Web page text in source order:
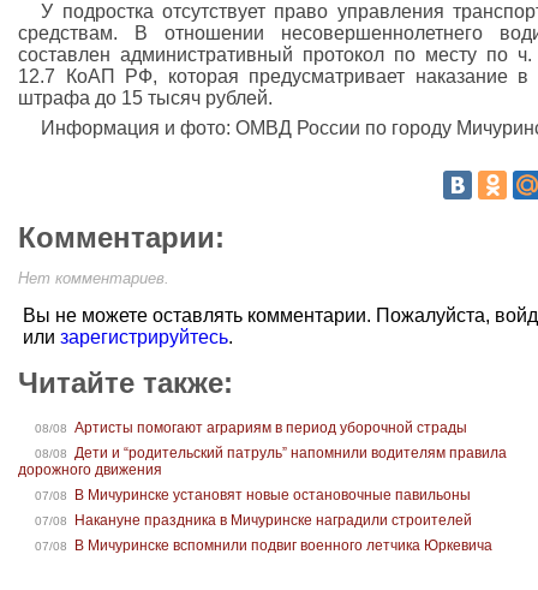
У подростка отсутствует право управления
средствам. В отношении несовершеннолетнего
составлен административный протокол по месту по ч.
12.7 КоАП РФ, которая предусматривает наказание в
штрафа до 15 тысяч рублей.
Информация и фото: ОМВД России по городу
Комментарии:
Нет комментариев.
Вы не можете оставлять комментарии. Пожалуйста,
или зарегистрируйтесь.
Читайте также:
08/08 Артисты помогают аграриям в период уборочной страды
08/08
Дети и “родительский патруль” напомнили водителям правила
дорожного движения
07/08 В Мичуринске установят новые остановочные павильоны
07/08 Накануне праздника в Мичуринске наградили строителей
07/08 В Мичуринске вспомнили подвиг военного летчика Юркевича